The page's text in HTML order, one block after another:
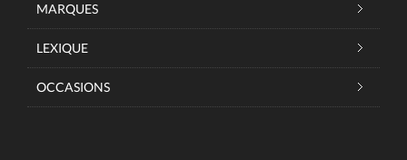
MARQUES
LEXIQUE
OCCASIONS